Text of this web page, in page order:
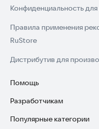
Конфиденциальность
Правила применения
RuStore
Дистрибутив для
Помощь
Установка RuStore на TV
Установка RuStore на
Разработчикам
Зарабатывать с RuStore
Популярные категории